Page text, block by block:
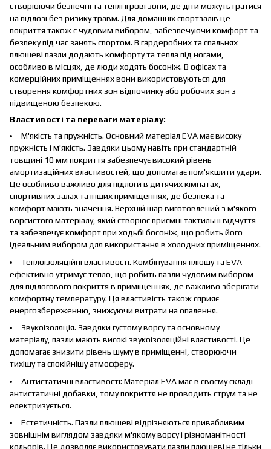
створюючи безпечні та теплі ігрові зони, де діти можуть гратися
на підлозі без ризику травм. Для домашніх спортзалів це
покриття також є чудовим вибором, забезпечуючи комфорт та
безпеку під час занять спортом. В гардеробних та спальнях
плюшеві пазли додають комфорту та тепла під ногами,
особливо в місцях, де люди ходять босоніж. В офісах та
комерційних приміщеннях вони використовуються для
створення комфортних зон відпочинку або робочих зон з
підвищеною безпекою.
Властивості та переваги матеріалу:
М'якість та пружність. Основний матеріал EVA має високу
пружність і м'якість. Завдяки цьому навіть при стандартній
товщині 10 мм покриття забезпечує високий рівень
амортизаційних властивостей, що допомагає пом'якшити удари.
Це особливо важливо для підлоги в дитячих кімнатах,
спортивних залах та інших приміщеннях, де безпека та
комфорт мають значення. Верхній шар виготовлений з м'якого
ворсистого матеріалу, який створює приємні тактильні відчуття
та забезпечує комфорт при ходьбі босоніж, що робить його
ідеальним вибором для використання в холодних приміщеннях.
Теплоізоляційні властивості. Комбінування плюшу та EVA
ефективно утримує тепло, що робить пазли чудовим вибором
для підлогового покриття в приміщеннях, де важливо зберігати
комфортну температуру. Ця властивість також сприяє
енергозбереженню, знижуючи витрати на опалення.
Звукоізоляція. Завдяки густому ворсу та основному
матеріалу, пазли мають високі звукоізоляційні властивості. Це
допомагає знизити рівень шуму в приміщенні, створюючи
тихішу та спокійнішу атмосферу.
Антистатичні властивості: Матеріал EVA має в своєму складі
антистатичні добавки, тому покриття не проводить струм та не
електризується.
Естетичність. Пазли плюшеві відрізняються привабливим
зовнішнім виглядом завдяки м'якому ворсу і різноманітності
кольорів. Це дозволяє використовувати пазли плюшеві не тільки